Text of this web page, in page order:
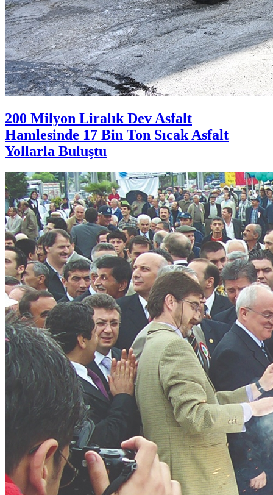
200 Milyon Liralık Dev Asfalt
Hamlesinde 17 Bin Ton Sıcak Asfalt
Yollarla Buluştu